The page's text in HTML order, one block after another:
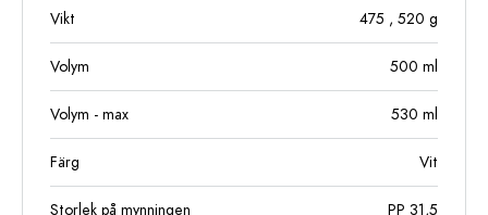
Vikt 475 , 520 g
Volym 500 ml
Volym - max 530 ml
Färg Vit
Storlek på mynningen PP 31,5